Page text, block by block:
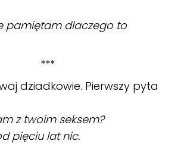
pamiętam dlaczego to
***
dziadkowie. Pierwszy pyta
z twoim seksem?
pięciu lat nic.